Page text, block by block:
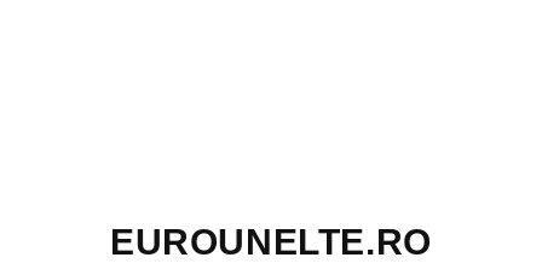
EUROUNELTE.RO